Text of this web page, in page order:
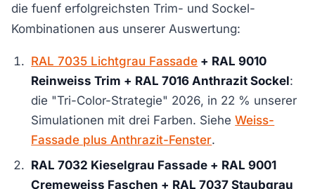
die fuenf erfolgreichsten Trim- und Sockel-
Kombinationen aus unserer Auswertung:
RAL 7035 Lichtgrau Fassade + RAL 9010
Reinweiss Trim + RAL 7016 Anthrazit Sockel:
die "Tri-Color-Strategie" 2026, in 22 % unserer
Simulationen mit drei Farben. SieheWeiss-
Fassade plus Anthrazit-Fenster.
RAL 7032 Kieselgrau Fassade + RAL 9001
Cremeweiss Faschen + RAL 7037 Staubgrau